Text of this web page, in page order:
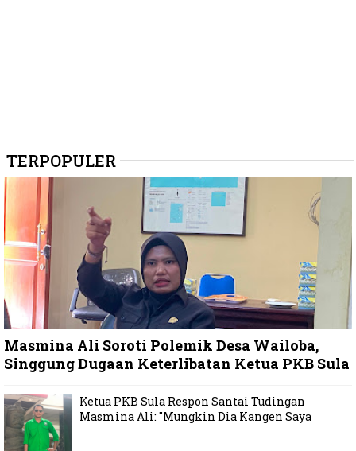
TERPOPULER
Masmina Ali Soroti Polemik Desa Wailoba,
Singgung Dugaan Keterlibatan Ketua PKB Sula
Ketua PKB Sula Respon Santai Tudingan
Masmina Ali: "Mungkin Dia Kangen Saya